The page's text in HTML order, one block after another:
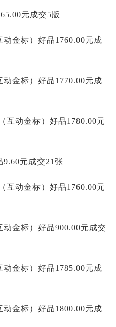
元成交5版
金标）好品1760.00元成
金标）好品1770.00元成
互动金标）好品1780.00元
9.60元成交21张
互动金标）好品1760.00元
金标）好品900.00元成交
金标）好品1785.00元成
金标）好品1800.00元成